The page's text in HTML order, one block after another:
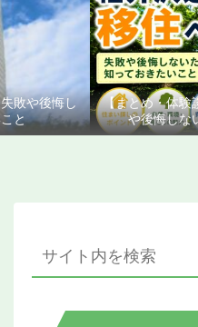
敗や後悔し
と
【まとめ・体験
や後悔しな